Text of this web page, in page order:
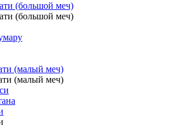
(большой меч)
(большой меч)
(малый меч)
(малый меч)